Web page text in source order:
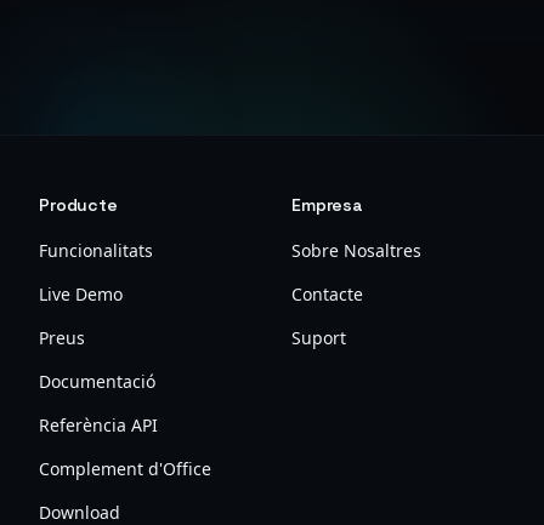
Producte
Funcionalitats
Live Demo
Preus
Documentació
Referència API
Complement d'Office
Download
Empresa
Sobre Nosaltres
Contacte
Suport